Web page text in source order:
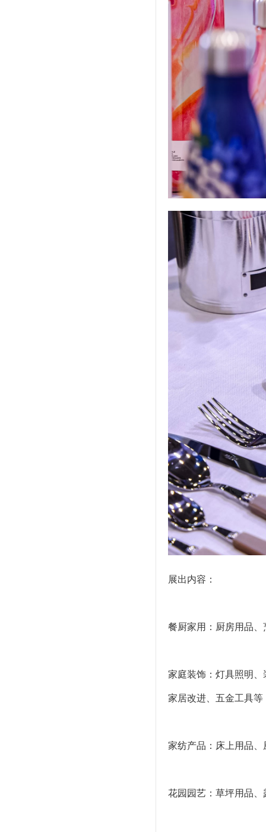
展出内容：
餐厨家用：厨房用品
家庭装饰：灯具照明
家居改进、五金工具等
家纺产品：床上用品
花园园艺：草坪用品